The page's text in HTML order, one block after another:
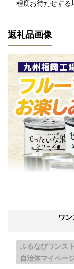
程度お待たせする
返礼品画像
ワン
ふるなびワンス
自治体マイペー